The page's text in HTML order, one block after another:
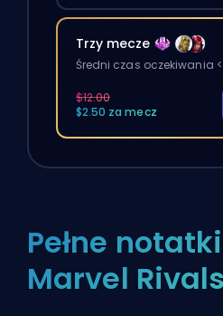
Trzy mecze
Średni czas oczekiwania
$12.00
$2.50 za mecz
Pełne
Marvel